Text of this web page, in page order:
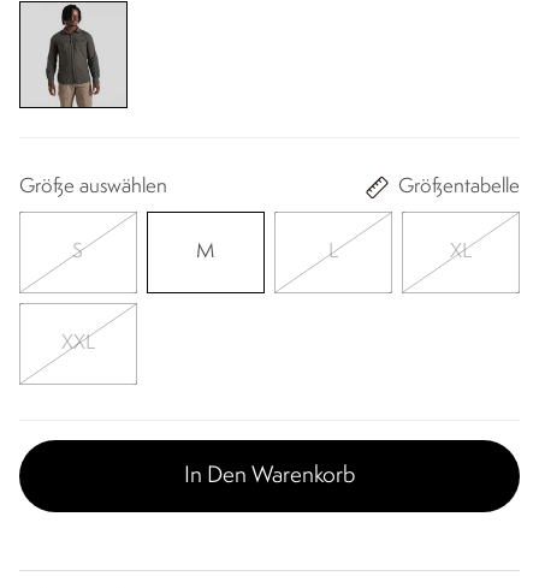
Größe auswählen Größentabelle
S M L XL
XXL
In Den Warenkorb